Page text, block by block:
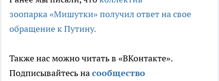
зоопарка «Мишутки» получил ответ на свое
обращение к Путину.
Также нас можно читать в «ВКонтакте».
Подписывайтесь насообщество